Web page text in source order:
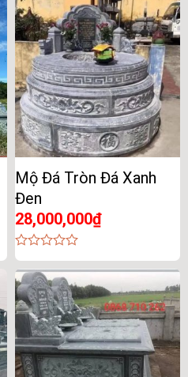
of
5
Mộ Đá Tròn Đá Xanh
Đen
28,000,000₫
0
out
of
5